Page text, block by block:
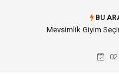
BU
Mevsimlik Giyim